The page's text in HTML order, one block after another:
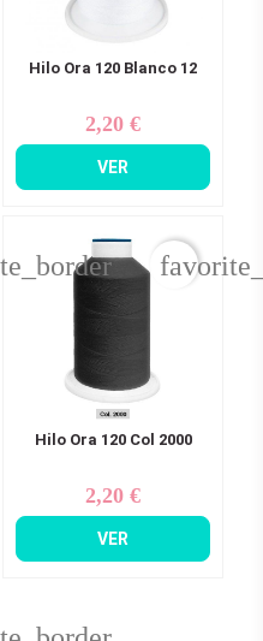
Hilo Ora 120 Blanco 12
Precio
2,20 €
VER
Hilo Ora 120 Col 2000
Precio
2,20 €
VER